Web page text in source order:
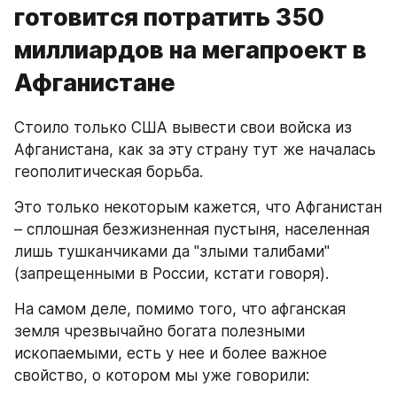
готовится потратить 350
миллиардов на мегапроект в
Афганистане
Стоило только США вывести свои войска из
Афганистана, как за эту страну тут же началась
геополитическая борьба.
Это только некоторым кажется, что Афганистан
– сплошная безжизненная пустыня, населенная
лишь тушканчиками да "злыми талибами"
(запрещенными в России, кстати говоря).
На самом деле, помимо того, что афганская
земля чрезвычайно богата полезными
ископаемыми, есть у нее и более важное
свойство, о котором мы уже говорили: